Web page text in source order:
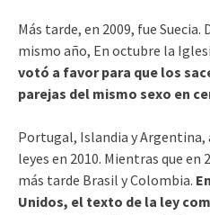
Más tarde, en 2009, fue Suecia.
mismo año, En octubre la
votó a favor para que los
parejas del mismo sexo en
Portugal, Islandia y Argentina,
leyes en 2010. Mientras que en
más tarde Brasil y Colombia.
Unidos, el texto de la ley